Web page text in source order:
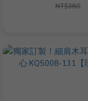
NT$380